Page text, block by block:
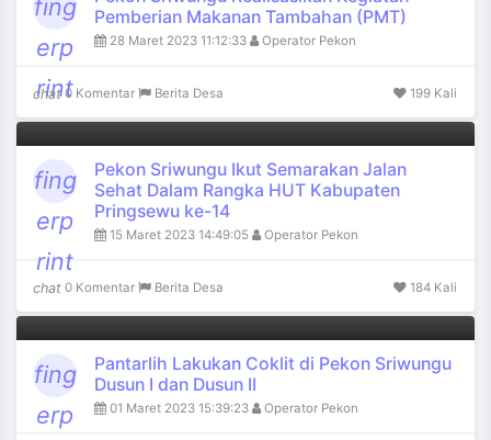
fing
erp
rint
Pemberian Makanan Tambahan (PMT)
28 Maret 2023 11:12:33 Operator Pekon
chat0 Komentar Berita Desa 199 Kali
fing
erp
rint
Pekon Sriwungu Ikut Semarakan Jalan
Sehat Dalam Rangka HUT Kabupaten
Pringsewu ke-14
15 Maret 2023 14:49:05 Operator Pekon
chat 0 Komentar Berita Desa 184 Kali
fing
erp
Pantarlih Lakukan Coklit di Pekon Sriwungu
Dusun I dan Dusun II
01 Maret 2023 15:39:23 Operator Pekon